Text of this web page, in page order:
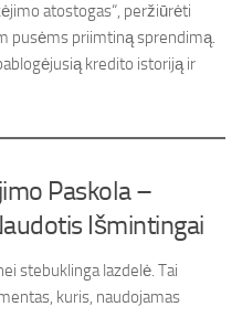
atostogas“, peržiūrėti
pusėms priimtiną sprendimą.
kredito istoriją ir
Paskola –
Išmintingai
stebuklinga lazdelė. Tai
kuris, naudojamas